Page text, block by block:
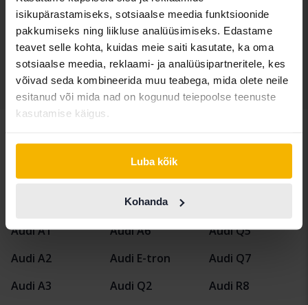
isikupärastamiseks, sotsiaalse meedia funktsioonide
pakkumiseks ning liikluse analüüsimiseks. Edastame
teavet selle kohta, kuidas meie saiti kasutate, ka oma
sotsiaalse meedia, reklaami- ja analüüsipartneritele, kes
võivad seda kombineerida muu teabega, mida olete neile
esitanud või mida nad on kogunud teiepoolse teenuste
kasutamise käigus.
Luba kõik
Kohanda
Kungälv (Ellesbo)
Alghind: Tulevad varsti
Meie hindamine on teel
Näita 4 of 4 tabamust
Sõidukid
Audi A1
Audi A2
Audi A3
Audi A6
Audi E-tron
Audi Q2
Audi Q5
Audi Q7
Audi R8